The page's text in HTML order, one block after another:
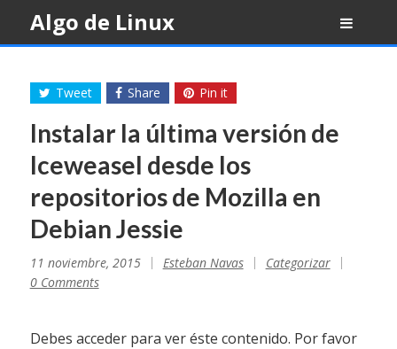
content
Algo de Linux
Tweet Share Pin it
Instalar la última versión de
Iceweasel desde los
repositorios de Mozilla en
Debian Jessie
11 noviembre, 2015 Esteban Navas
Categorizar
0 Comments
Debes acceder para ver éste contenido. Por favor